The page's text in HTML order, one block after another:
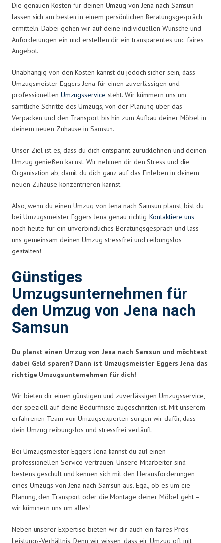
Die genauen Kosten für deinen Umzug von Jena nach Samsun
lassen sich am besten in einem persönlichen Beratungsgespräch
ermitteln. Dabei gehen wir auf deine individuellen Wünsche und
Anforderungen ein und erstellen dir ein transparentes und faires
Angebot.
Unabhängig von den Kosten kannst du jedoch sicher sein, dass
Umzugsmeister Eggers Jena für einen zuverlässigen und
professionellen Umzugsservice steht. Wir kümmern uns um
sämtliche Schritte des Umzugs, von der Planung über das
Verpacken und den Transport bis hin zum Aufbau deiner Möbel in
deinem neuen Zuhause in Samsun.
Unser Ziel ist es, dass du dich entspannt zurücklehnen und deinen
Umzug genießen kannst. Wir nehmen dir den Stress und die
Organisation ab, damit du dich ganz auf das Einleben in deinem
neuen Zuhause konzentrieren kannst.
Also, wenn du einen Umzug von Jena nach Samsun planst, bist du
bei Umzugsmeister Eggers Jena genau richtig. Kontaktiere uns
noch heute für ein unverbindliches Beratungsgespräch und lass
uns gemeinsam deinen Umzug stressfrei und reibungslos
gestalten!
Günstiges
Umzugsunternehmen für
den Umzug von Jena nach
Samsun
Du planst einen Umzug von Jena nach Samsun und möchtest
dabei Geld sparen? Dann ist Umzugsmeister Eggers Jena das
richtige Umzugsunternehmen für dich!
Wir bieten dir einen günstigen und zuverlässigen Umzugsservice,
der speziell auf deine Bedürfnisse zugeschnitten ist. Mit unserem
erfahrenen Team von Umzugsexperten sorgen wir dafür, dass
dein Umzug reibungslos und stressfrei verläuft.
Bei Umzugsmeister Eggers Jena kannst du auf einen
professionellen Service vertrauen. Unsere Mitarbeiter sind
bestens geschult und kennen sich mit den Herausforderungen
eines Umzugs von Jena nach Samsun aus. Egal, ob es um die
Planung, den Transport oder die Montage deiner Möbel geht –
wir kümmern uns um alles!
Neben unserer Expertise bieten wir dir auch ein faires Preis-
Leistungs-Verhältnis. Denn wir wissen, dass ein Umzug oft mit